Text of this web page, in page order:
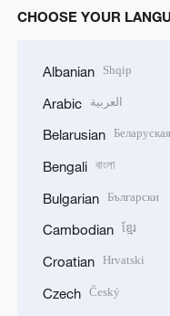
CHOOSE YOUR
Albanian Shqip
Arabic العربية
Belarusian Беларуская
Bengali বাংলা
Bulgarian Български
Cambodian ខ្មែរ
Croatian Hrvatski
Czech Český